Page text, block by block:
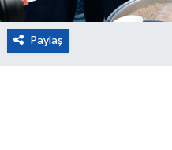
Paylaş
Turizm
Çevre